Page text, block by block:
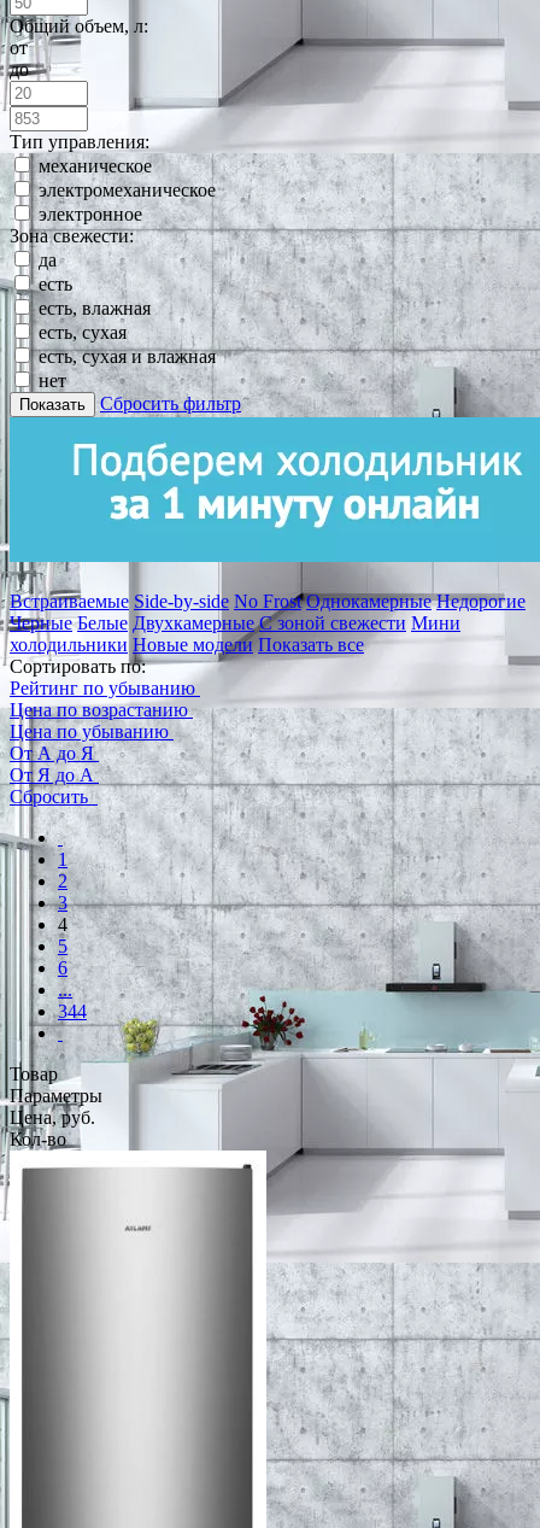
Общий объем, л:
от
до
Тип управления:
механическое
электромеханическое
электронное
Зона свежести:
да
есть
есть, влажная
есть, сухая
есть, сухая и влажная
нет
Показать Сбросить фильтр
Встраиваемые Side-by-side No Frost Однокамерные Недорогие
Черные Белые Двухкамерные С зоной свежести Мини
холодильники Новые модели Показать все
Сортировать по:
Рейтинг по убыванию
Цена по возрастанию
Цена по убыванию
От А до Я
От Я до А
Сбросить
1
2
3
4
5
6
...
344
Товар
Параметры
Цена, руб.
Кол-во